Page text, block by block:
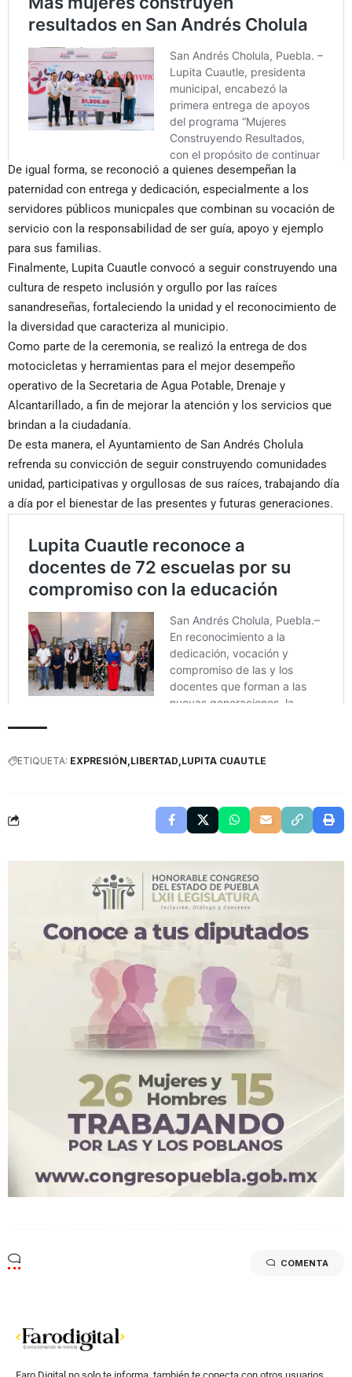
De igual forma, se reconoció a quienes desempeñan la
paternidad con entrega y dedicación, especialmente a los
servidores públicos municpales que combinan su vocación de
servicio con la responsabilidad de ser guía, apoyo y ejemplo
para sus familias.
Finalmente, Lupita Cuautle convocó a seguir construyendo una
cultura de respeto inclusión y orgullo por las raíces
sanandreseñas, fortaleciendo la unidad y el reconocimiento de
la diversidad que caracteriza al municipio.
Como parte de la ceremonia, se realizó la entrega de dos
motocicletas y herramientas para el mejor desempeño
operativo de la Secretaria de Agua Potable, Drenaje y
Alcantarillado, a fin de mejorar la atención y los servicios que
brindan a la ciudadanía.
De esta manera, el Ayuntamiento de San Andrés Cholula
refrenda su convicción de seguir construyendo comunidades
unidad, participativas y orgullosas de sus raíces, trabajando día
a día por el bienestar de las presentes y futuras generaciones.
ETIQUETA: EXPRESIÓN LIBERTAD LUPITA CUAUTLE
COMENTA